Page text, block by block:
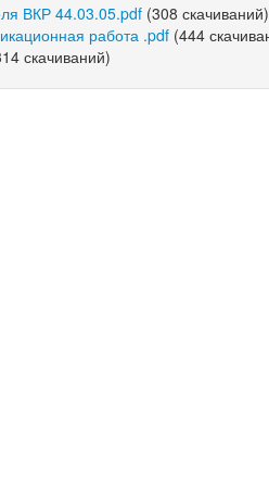
ВКР 44.03.05.pdf (308 скачиваний)
работа .pdf (444
скачиваний)